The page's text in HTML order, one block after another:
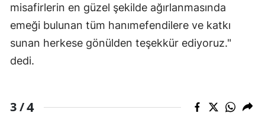
misafirlerin en güzel şekilde ağırlanmasında
emeği bulunan tüm hanımefendilere ve katkı
sunan herkese gönülden teşekkür ediyoruz."
dedi.
3 /4